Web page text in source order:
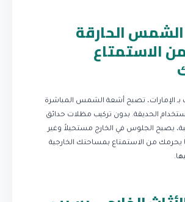
الحارقة
الاستمتاع
الإمارات، تصبح أشعة الشمس المباشرة
استخدام الحديقة. بدون تركيب مظلات حدائق
يصبح الجلوس في الخارج مستحيلاً وغير
يحرمك من الاستمتاع بمساحتك الخارجية